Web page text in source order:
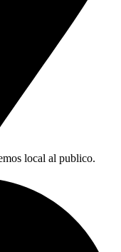
local al publico.